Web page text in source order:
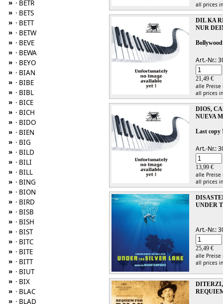
» · BETR
» · BETS
» · BETT
» · BETW
» · BEVE
» · BEWA
» · BEYO
» · BIAN
» · BIBE
» · BIBL
» · BICE
» · BICH
» · BIDO
» · BIEN
» · BIG
» · BILD
» · BILI
» · BILL
» · BING
» · BION
» · BIRD
» · BISB
» · BISH
» · BIST
» · BITC
» · BITE
» · BITT
» · BIUT
» · BIX
» · BLAC
» · BLAD
all prices
DIL KA
NUR
Bollywood
Art.-Nr.:
21,49 €
alle
all prices
DIOS,
NUEVA
Last copy
Art.-Nr.:
13,99 €
alle
all prices
UNDER
Art.-Nr.:
25,49 €
alle
all prices